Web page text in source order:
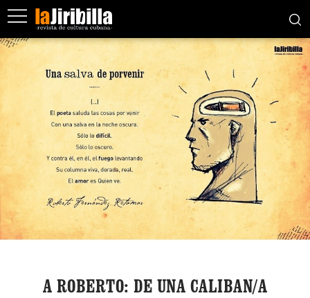
A ROBERTO: DE UNA CALIBAN/A